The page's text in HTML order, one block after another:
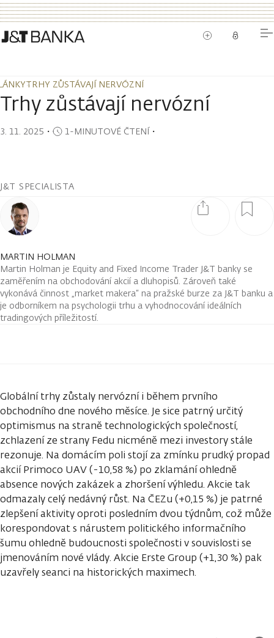
TRHY ZŮSTÁVAJÍ NERVÓZNÍ
TRHY ZŮSTÁVAJÍ NERVÓZNÍ
Trhy zůstávají nervózní
3. 11. 2025 ・ 1-MINUTOVÉ ČTENÍ・
J&T SPECIALISTA
MARTIN HOLMAN
Martin Holman je Equity and Fixed Income Trader J&T banky se
zaměřením na obchodování akcií a dluhopisů. Zároveň také
vykonává činnost „market makera“ na pražské burze za J&T banku a
je odborníkem na psychologii trhu a vyhodnocování ideálních
tradingových příležitostí.
Globální trhy zůstaly nervózní i během prvního
obchodního dne nového měsíce. Je sice patrný určitý
optimismus na straně technologických společností,
zchlazení ze strany Fedu nicméně mezi investory stále
rezonuje. Na domácím poli stojí za zmínku prudký propad
akcií Primoco UAV (-10,58 %) po zklamání ohledně
absence nových zakázek a zhoršení výhledu. Akcie tak
odmazaly celý nedávný růst. Na ČEZu (+0,15 %) je patrné
zlepšení aktivity oproti posledním dvou týdnům, což může
korespondovat s nárustem politického informačního
šumu ohledně budoucnosti společnosti v souvislosti se
jmenováním nové vlády. Akcie Erste Group (+1,30 %) pak
uzavřely seanci na historických maximech.